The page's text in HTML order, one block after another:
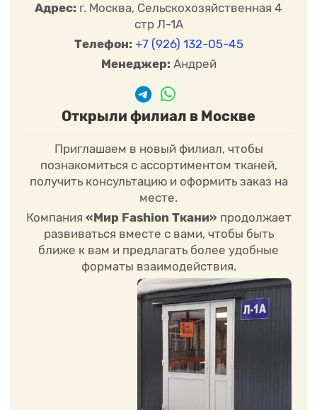
Адрес: г. Москва, Сельскохозяйственная 4
стр Л-1А
Телефон: +7 (926) 132-05-45
Менеджер: Андрей
Открыли филиал в Москве
Приглашаем в новый филиал, чтобы
познакомиться с ассортиментом тканей,
получить консультацию и оформить заказ на
месте.
Компания «Мир Fashion Ткани» продолжает
развиваться вместе с вами, чтобы быть
ближе к вам и предлагать более удобные
форматы взаимодействия.